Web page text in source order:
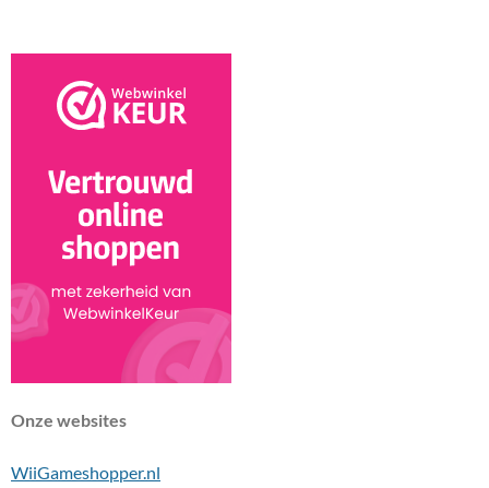
Onze websites
WiiGameshopper.nl